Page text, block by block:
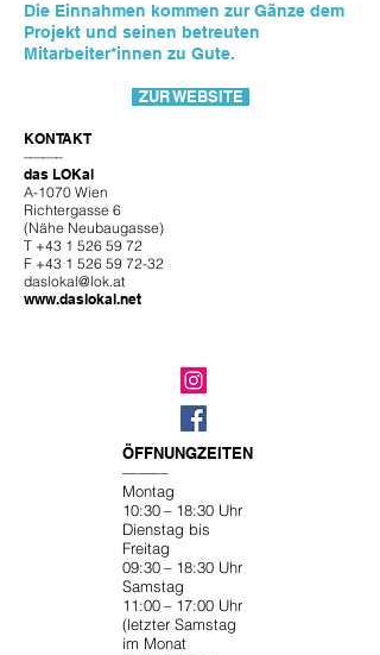
Die Einnahmen kommen zur Gänze dem
Projekt und seinen betreuten
Mitarbeiter*innen zu Gute.
ZUR WEBSITE
KONTAKT
––––––
das LOKal
A-1070 Wien
Richtergasse 6
(Nähe Neubaugasse)
T +43 1 526 59 72
F +43 1 526 59 72-32
daslokal@lok.at
www.daslokal.net
ÖFFNUNGZEITEN
––––––
Montag
10:30 – 18:30 Uhr
Dienstag bis
Freitag
09:30 – 18:30 Uhr
Samstag
11:00 – 17:00 Uhr
(letzter Samstag
im Monat